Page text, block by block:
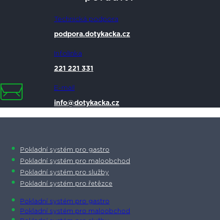
Technická podpora
podpora.dotykacka.cz
Infolinka
221 221 331
E-mail
info@dotykacka.cz
Pokladní systém pro gastro
Pokladní systém pro maloobchod
Pokladní systém pro služby
Pokladní systém pro řetězce
Pokladní systém pro gastro
Pokladní systém pro maloobchod